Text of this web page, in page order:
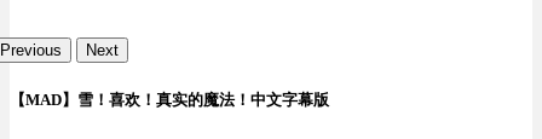
Previous Next
【MAD】雪！喜欢！真实的魔法！中文字幕版